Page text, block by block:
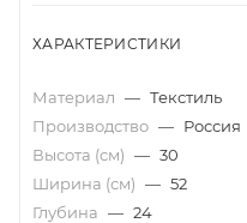
ХАРАКТЕРИСТИКИ
Материал — Текстиль
Производство — Россия
Высота (см) — 30
Ширина (см) — 52
Глубина — 24